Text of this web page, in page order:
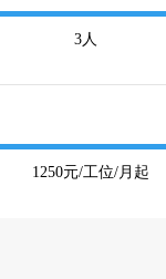
3人
1250元/工位/月起